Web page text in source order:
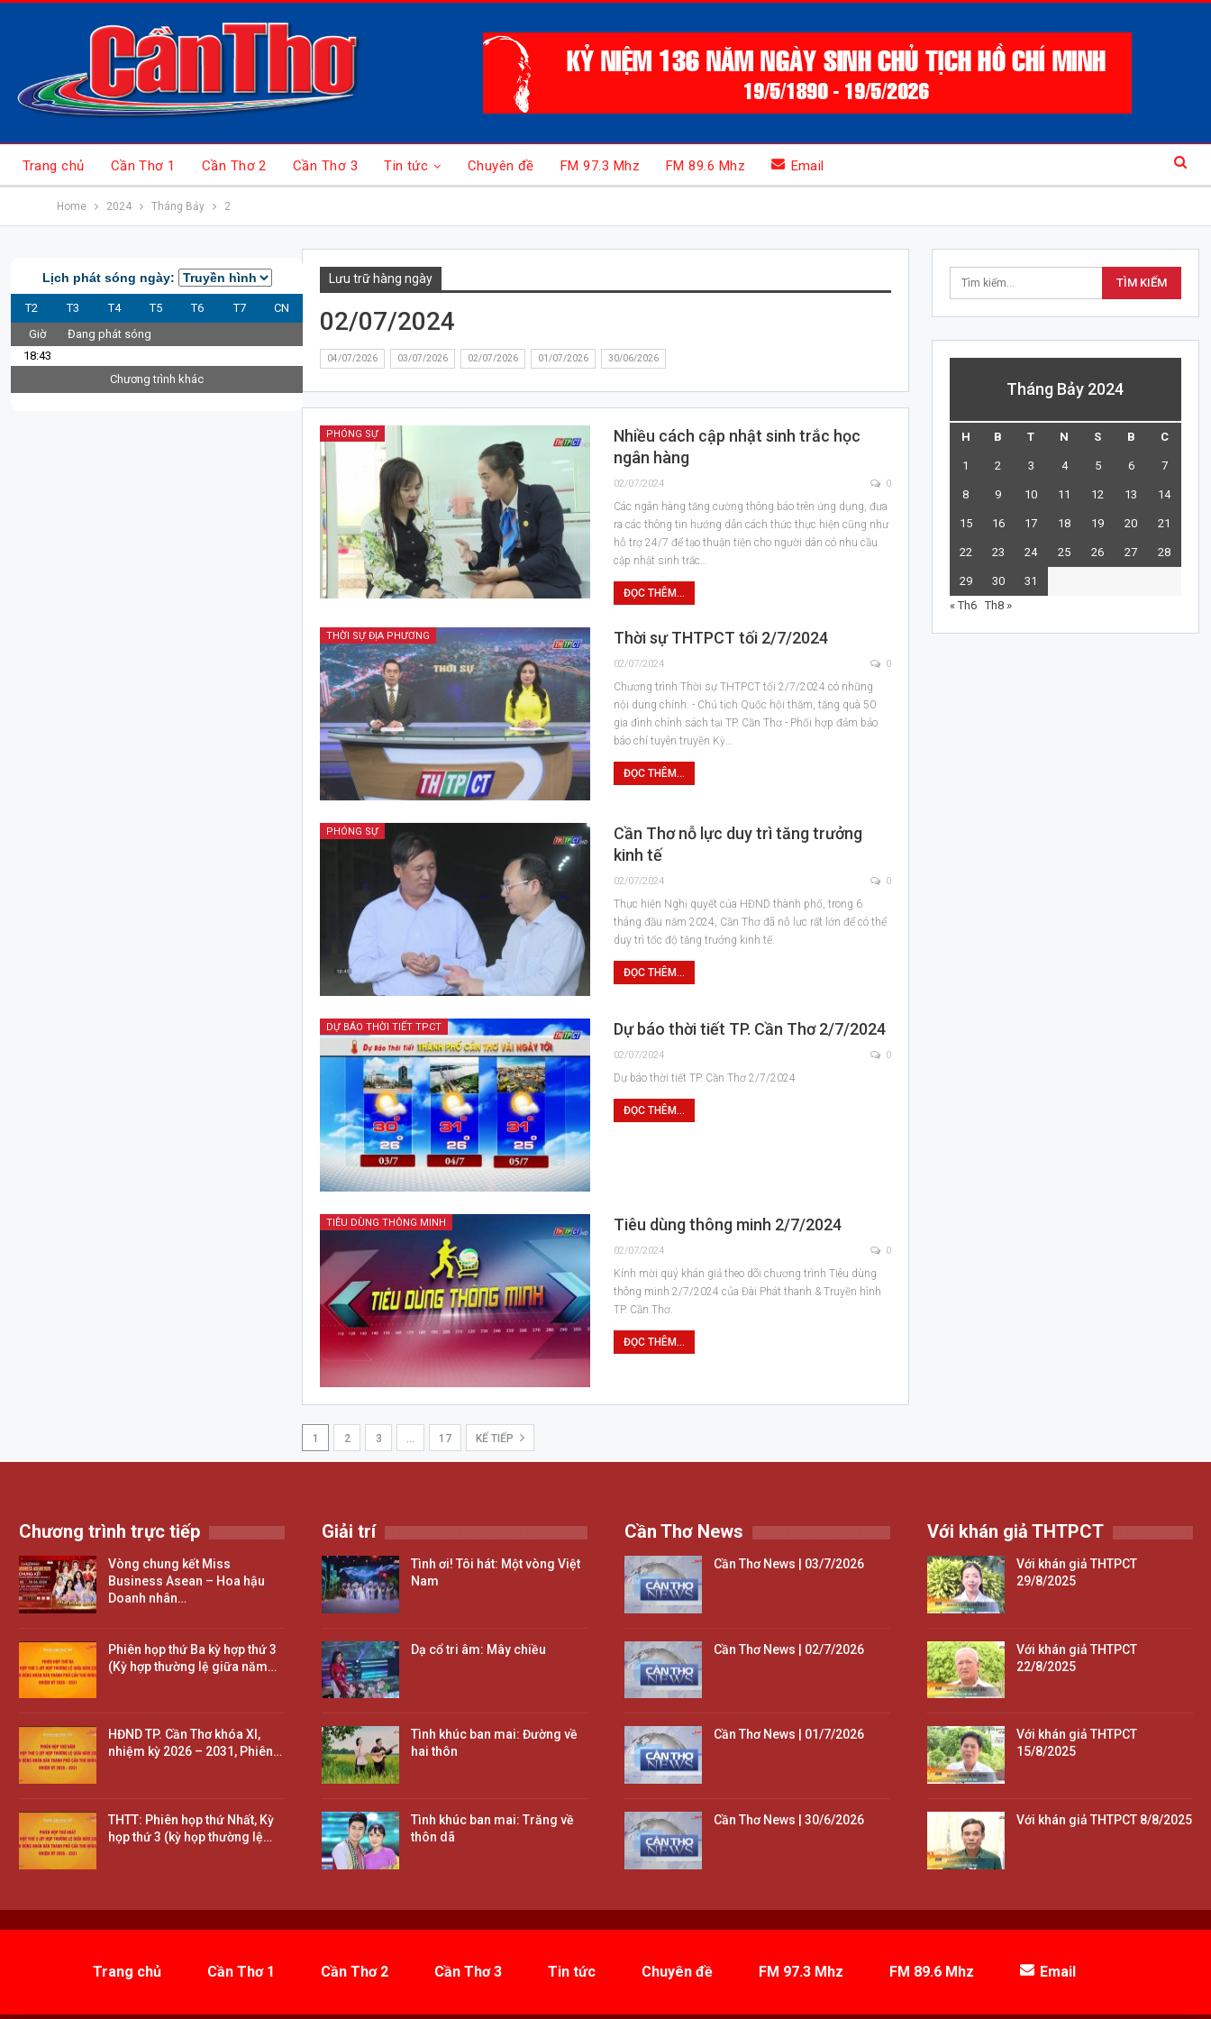
Trang chủ Cần Thơ 1 Cần Thơ 2 Cần Thơ 3 Tin tức Chuyên đề FM 97.3 Mhz FM 89.6 Mhz Email
Home 2024 Tháng Bảy 2
Lưu trữ hàng ngày
02/07/2024
04/07/2026 03/07/2026 02/07/2026 01/07/2026 30/06/2026
PHÓNG SỰ
Nhiều cách cập nhật sinh trắc học
ngân hàng
02/07/2024 0
Các ngân hàng tăng cường thông báo trên ứng dụng, đưa
ra các thông tin hướng dẫn cách thức thực hiện cũng như
hỗ trợ 24/7 để tạo thuận tiện cho người dân có nhu cầu
cập nhật sinh trắc…
ĐỌC THÊM...
THỜI SỰ ĐỊA PHƯƠNG Thời sự THTPCT tối 2/7/2024
02/07/2024 0
Chương trình Thời sự THTPCT tối 2/7/2024 có những
nội dung chính: - Chủ tịch Quốc hội thăm, tặng quà 50
gia đình chính sách tại TP. Cần Thơ - Phối hợp đảm bảo
báo chí tuyên truyền Kỳ…
ĐỌC THÊM...
PHÓNG SỰ
Cần Thơ nỗ lực duy trì tăng trưởng
kinh tế
02/07/2024 0
Thực hiện Nghị quyết của HĐND thành phố, trong 6
tháng đầu năm 2024, Cần Thơ đã nỗ lực rất lớn để có thể
duy trì tốc độ tăng trưởng kinh tế.
ĐỌC THÊM...
DỰ BÁO THỜI TIẾT TPCT Dự báo thời tiết TP. Cần Thơ 2/7/2024
02/07/2024 0
Dự báo thời tiết TP. Cần Thơ 2/7/2024
ĐỌC THÊM...
TIÊU DÙNG THÔNG MINH Tiêu dùng thông minh 2/7/2024
02/07/2024 0
Kính mời quý khán giả theo dõi chương trình Tiêu dùng
thông minh 2/7/2024 của Đài Phát thanh & Truyền hình
TP. Cần Thơ.
ĐỌC THÊM...
1 2 3 17 KẾ TIẾP
Tháng Bảy 2024
H B T N S B C
1 2 3 4 5 6 7
8 9 10 11 12 13 14
15 16 17 18 19 20 21
22 23 24 25 26 27 28
29 30
31
« Th6 Th8 »
Lịch phát sóng ngày:
T2 T3 T4 T5 T6 T7
CN
Giờ
Đang phát sóng
18:43
Chương trình khác
Chương trình trực tiếp
Vòng chung kết Miss
Business Asean – Hoa hậu
Doanh nhân…
Phiên họp thứ Ba kỳ hợp thứ 3
(Kỳ hợp thường lệ giữa năm…
HĐND TP. Cần Thơ khóa XI,
nhiệm kỳ 2026 – 2031, Phiên…
THTT: Phiên họp thứ Nhất, Kỳ
họp thứ 3 (kỳ họp thường lệ…
Giải trí
Tình ơi! Tôi hát: Một vòng Việt
Nam
Dạ cổ tri âm: Mây chiều
Tình khúc ban mai: Đường về
hai thôn
Tình khúc ban mai: Trăng về
thôn dã
Cần Thơ News
Cần Thơ News | 03/7/2026
Cần Thơ News | 02/7/2026
Cần Thơ News | 01/7/2026
Cần Thơ News | 30/6/2026
Với khán giả THTPCT
Với khán giả THTPCT
29/8/2025
Với khán giả THTPCT
22/8/2025
Với khán giả THTPCT
15/8/2025
Với khán giả THTPCT 8/8/2025
Trang chủ Cần Thơ 1 Cần Thơ 2 Cần Thơ 3 Tin tức Chuyên đề FM 97.3 Mhz FM 89.6 Mhz Email